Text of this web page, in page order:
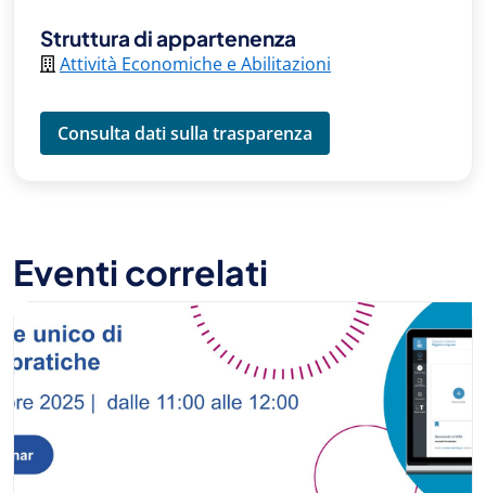
Struttura di appartenenza
Attività Economiche e Abilitazioni
Consulta dati sulla trasparenza
Eventi correlati